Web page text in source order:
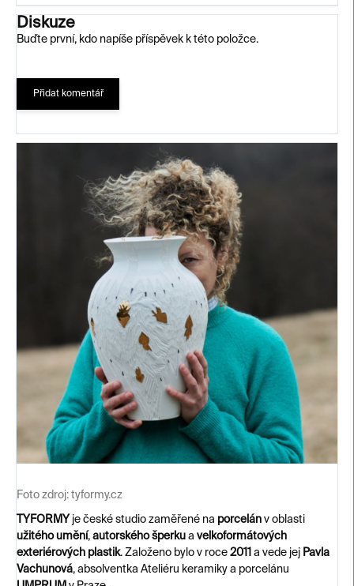
Diskuze
Buďte první, kdo napíše příspěvek k této položce.
Přidat komentář
Foto zdroj: tyformy.cz
TYFORMY je české studio zaměřené na porcelán v oblasti
užitého umění, autorského šperku a velkoformátových
exteriérových plastik. Založeno bylo v roce 2011 a vede jej Pavla
Vachunová, absolventka Ateliéru keramiky a porcelánu